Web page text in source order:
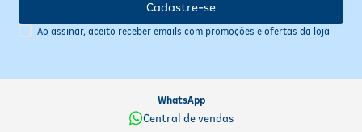
Ao assinar, aceito receber emails com promoções e ofertas da loja
Cadastre-se
WhatsApp
Central de vendas